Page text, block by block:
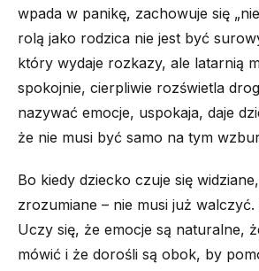
wpada w panikę, zachowuje się
rolą jako rodzica nie jest być
który wydaje rozkazy, ale latarnią
spokojnie, cierpliwie rozświetla
nazywać emocje, uspokaja, daje
że nie musi być samo na tym
Bo kiedy dziecko czuje się
zrozumiane – nie musi już
Uczy się, że emocje są naturalne,
mówić i że dorośli są obok, by